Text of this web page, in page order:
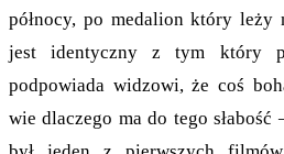
północy, po medalion który
jest identyczny z tym który
podpowiada widzowi, że coś
wie dlaczego ma do tego